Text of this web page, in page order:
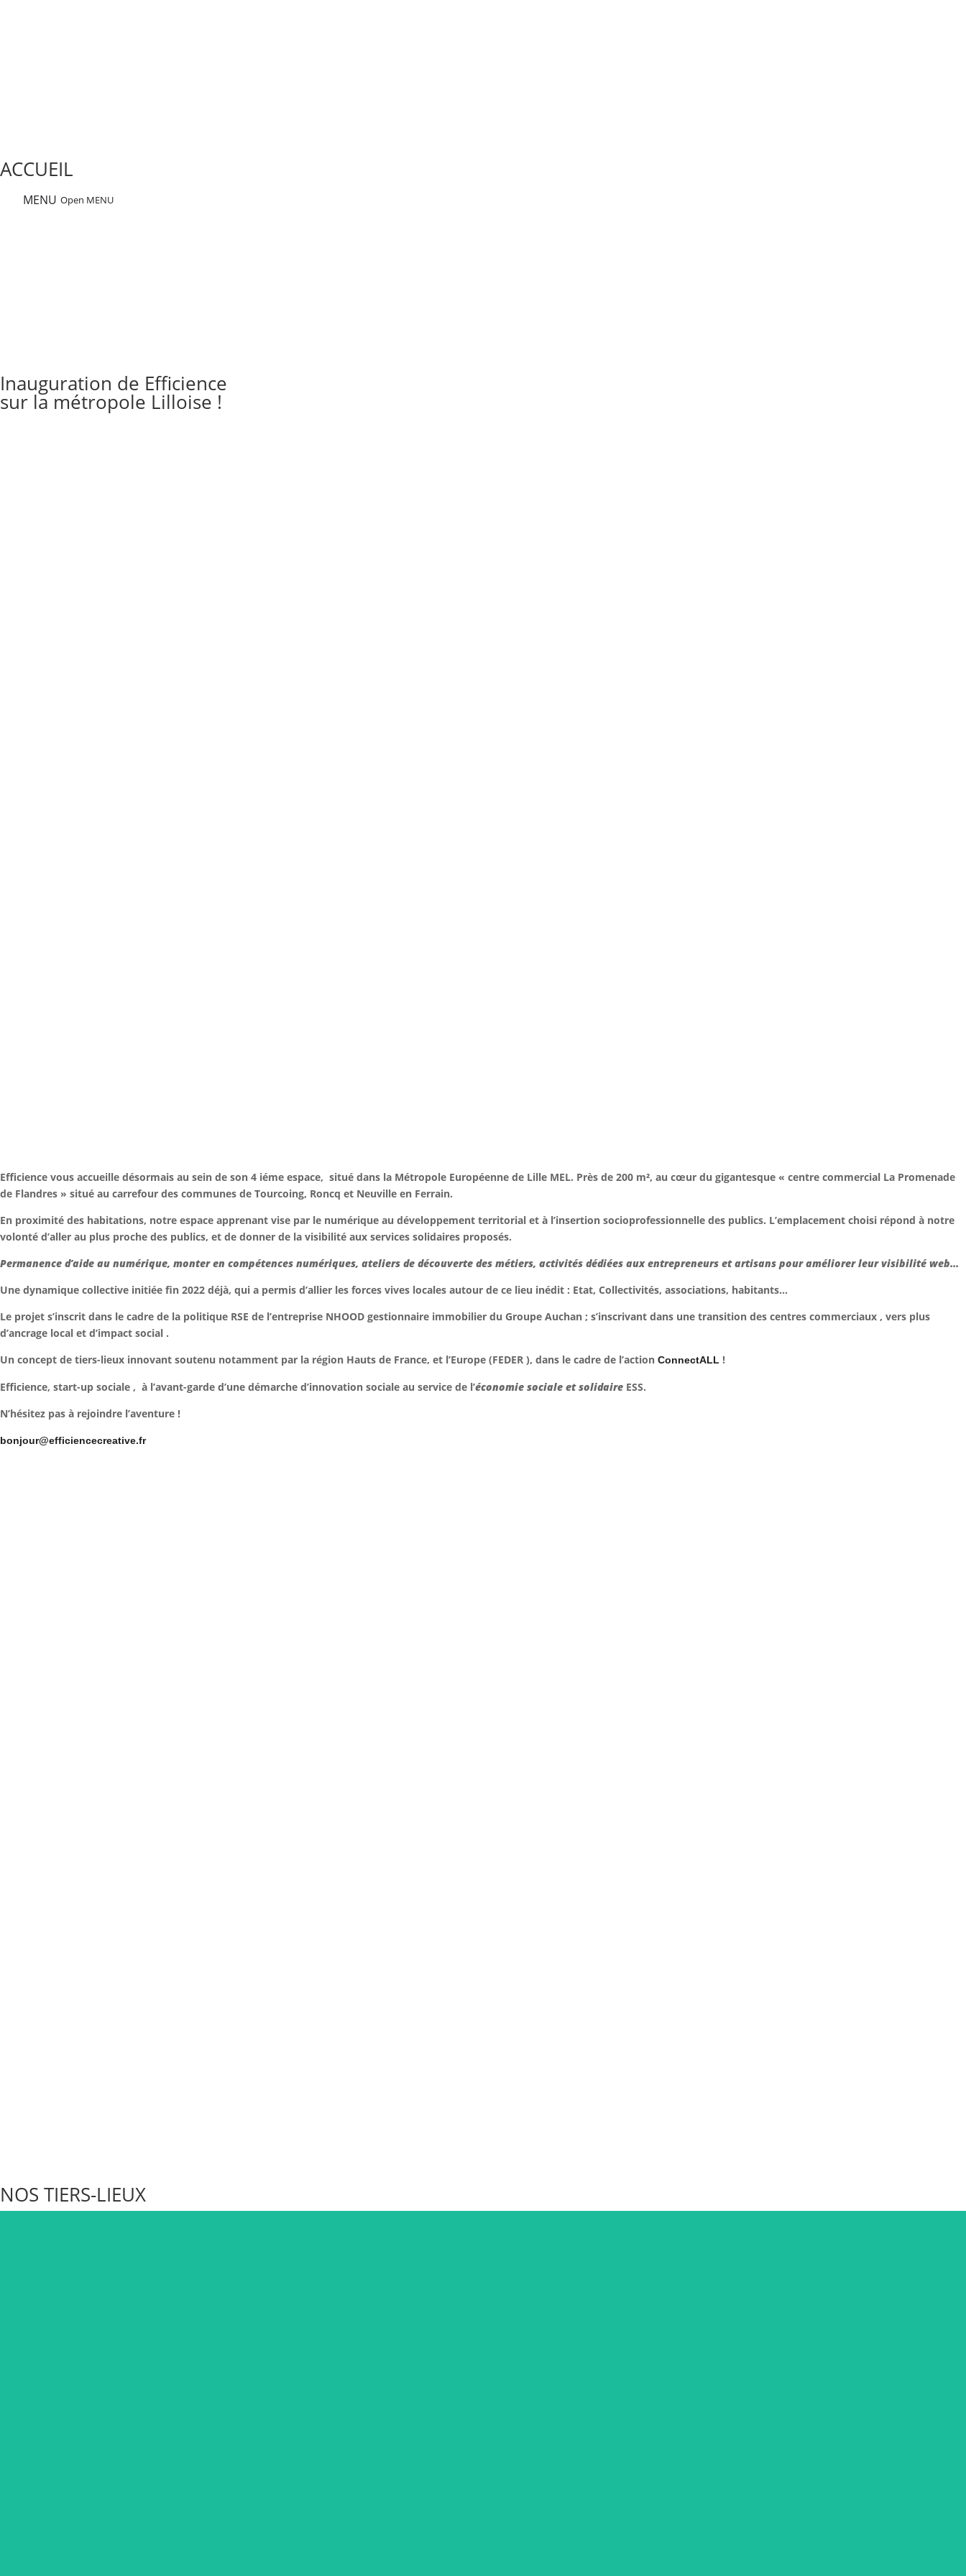
ACCUEIL
MENU Open MENU
Inauguration de Efficience
sur la métropole Lilloise !
Efficience vous accueille désormais au sein de son 4 iéme espace, situé dans la Métropole Européenne de Lille MEL. Près de 200 m², au cœur du gigantesque « centre commercial La Promenade
de Flandres » situé au carrefour des communes de Tourcoing, Roncq et Neuville en Ferrain.
En proximité des habitations, notre espace apprenant vise par le numérique au développement territorial et à l’insertion socioprofessionnelle des publics. L’emplacement choisi répond à notre
volonté d’aller au plus proche des publics, et de donner de la visibilité aux services solidaires proposés.
Permanence d’aide au numérique, monter en compétences numériques, ateliers de découverte des métiers, activités dédiées aux entrepreneurs et artisans pour améliorer leur visibilité web…
Une dynamique collective initiée fin 2022 déjà, qui a permis d’allier les forces vives locales autour de ce lieu inédit : Etat, Collectivités, associations, habitants…
Le projet s’inscrit dans le cadre de la politique RSE de l’entreprise NHOOD gestionnaire immobilier du Groupe Auchan ; s’inscrivant dans une transition des centres commerciaux , vers plus
d’ancrage local et d’impact social .
Un concept de tiers-lieux innovant soutenu notamment par la région Hauts de France, et l’Europe (FEDER ), dans le cadre de l’action ConnectALL !
Efficience, start-up sociale , à l’avant-garde d’une démarche d’innovation sociale au service de l’économie sociale et solidaire ESS.
N’hésitez pas à rejoindre l’aventure !
bonjour@efficiencecreative.fr
NOS TIERS-LIEUX